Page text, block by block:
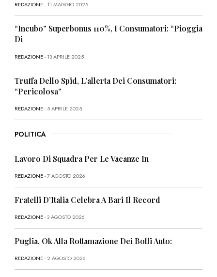
REDAZIONE- 11 MAGGIO 2025
“Incubo” Superbonus 110%, I Consumatori: “Pioggia
Di
REDAZIONE- 13 APRILE 2025
Truffa Dello Spid, L’allerta Dei Consumatori:
“Pericolosa”
REDAZIONE- 5 APRILE 2025
POLITICA
Lavoro Di Squadra Per Le Vacanze In
REDAZIONE- 7 AGOSTO 2026
Fratelli D’Italia Celebra A Bari Il Record
REDAZIONE- 3 AGOSTO 2026
Puglia, Ok Alla Rottamazione Dei Bolli Auto:
REDAZIONE- 2 AGOSTO 2026